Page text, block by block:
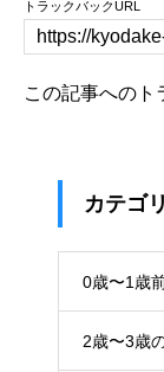
トラックバックURL
この記事へのト
カテゴ
0歳〜1歳
2歳〜3歳